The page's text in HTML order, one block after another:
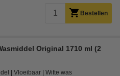
Bestellen
Original 1710 ml (2
Vloeibaar Witte was